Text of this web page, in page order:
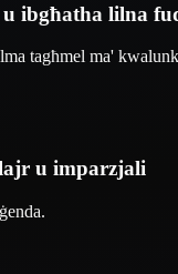
ibgħatha lilna
tagħmel ma'
u imparzjali